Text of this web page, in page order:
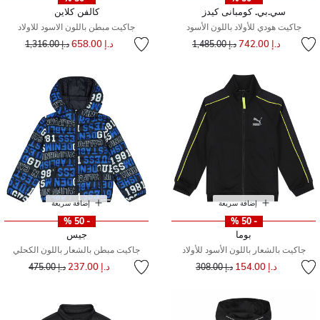
سي.بي. كومبانى كيدز
جاكيت هودي للأولاد باللون الأسود
د.إ 742.00 سعر مخفض مند.إ 1,485.00
كالفن كلاين
جاكيت مبطن باللون الاسود للاولاد
د.إ 658.00 سعر مخفض من
د.إ 1,316.00 إلى
إضافة سريعة
- 50 %
بوما
جاكيت بالشعار باللون الأسود للأولاد
د.إ 154.00 سعر مخفض مند.إ 308.00
إضافة سريعة
- 50 %
جيس
جاكيت مبطن بالشعار باللون الكحلي
د.إ 237.00 سعر مخفض من
د.إ 475.00 إلى